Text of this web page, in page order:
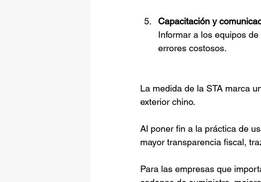
Capacitación y
Informar a los equipos
errores costosos.
La medida de la STA marca
exterior chino.
Al poner fin a la práctica de
mayor transparencia fiscal,
Para las empresas que